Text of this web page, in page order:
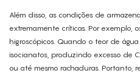
Além disso, as condições de
extremamente críticas. Por exemplo,
higroscópicos. Quando o teor de
isocianatos, produzindo excesso de
ou até mesmo rachaduras. Portanto,